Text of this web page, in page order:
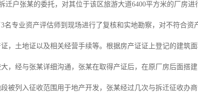
户张某的委托，对其位于该区旅游大道6400平方米的厂房进
名专业资产评估师到现场进行了复核和实地勘察，对不符合
，土地证以及相关经营手续等。根据房产证证上登记的建筑
，经与张某详细沟通，张某在取得产证后，在原厂房后面搭
被列入征收范围用于地产开发，张某经过几次与拆迁征收办